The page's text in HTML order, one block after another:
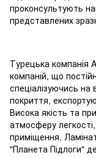
проконсультують
представлених
Турецька компанія
компаній, що
спеціалізуючись на
покриття,
Висока якість та
атмосферу
приміщення.
"Планета Підлоги"